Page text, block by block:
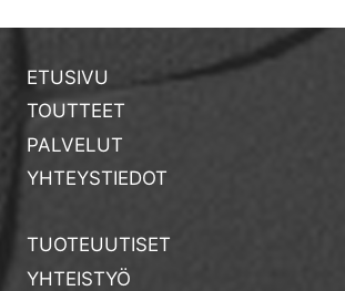
ETUSIVU
TOUTTEET
PALVELUT
YHTEYSTIEDOT
TUOTEUUTISET
YHTEISTYÖ